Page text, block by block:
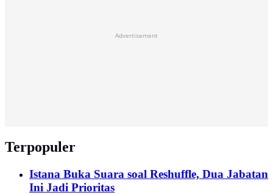
Advertisement
Terpopuler
Istana Buka Suara soal Reshuffle, Dua Jabatan
Ini Jadi Prioritas